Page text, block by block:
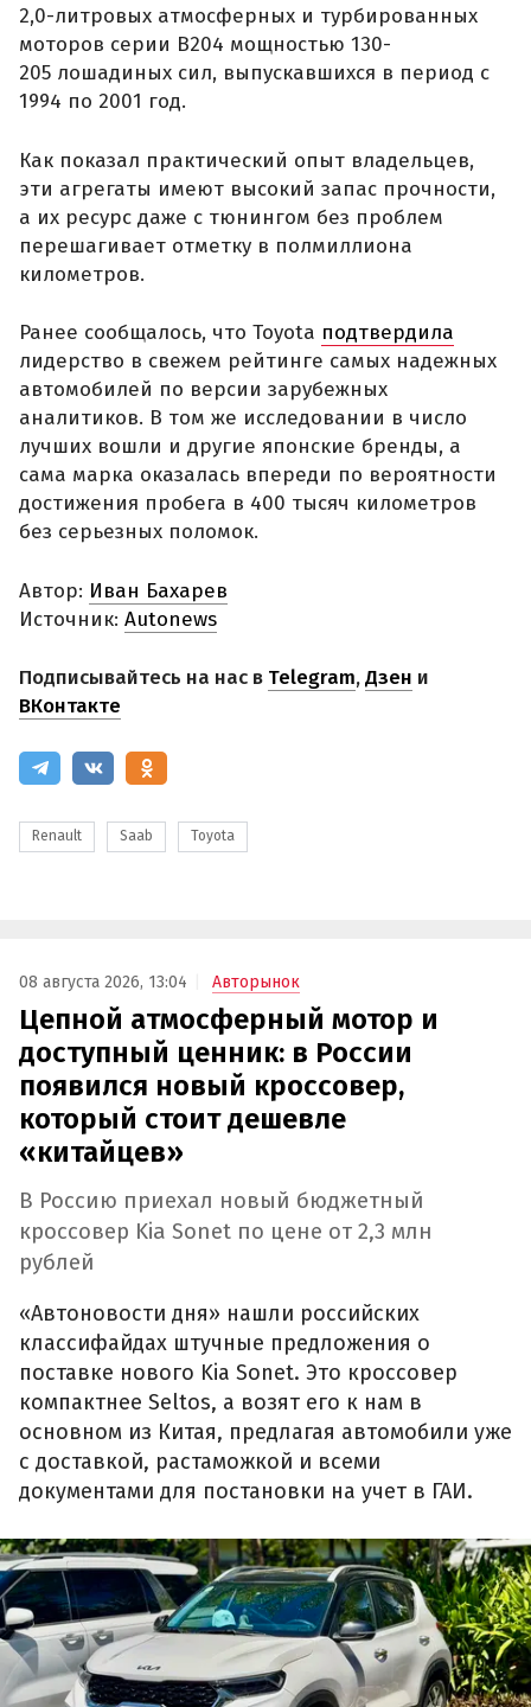
2,0-литровых атмосферных и турбированных
моторов серии B204 мощностью 130-
205 лошадиных сил, выпускавшихся в период с
1994 по 2001 год.
Как показал практический опыт владельцев,
эти агрегаты имеют высокий запас прочности,
а их ресурс даже с тюнингом без проблем
перешагивает отметку в полмиллиона
километров.
Ранее сообщалось, что Toyota подтвердила
лидерство в свежем рейтинге самых надежных
автомобилей по версии зарубежных
аналитиков. В том же исследовании в число
лучших вошли и другие японские бренды, а
сама марка оказалась впереди по вероятности
достижения пробега в 400 тысяч километров
без серьезных поломок.
Автор: Иван Бахарев
Источник: Autonews
Подписывайтесь на нас в Telegram,Дзен и
ВКонтакте
Renault Saab Toyota
08 августа 2026, 13:04 Авторынок
Цепной атмосферный мотор и
доступный ценник: в России
появился новый кроссовер,
который стоит дешевле
«китайцев»
В Россию приехал новый бюджетный
кроссовер Kia Sonet по цене от 2,3 млн
рублей
«Автоновости дня» нашли российских
классифайдах штучные предложения о
поставке нового Kia Sonet. Это кроссовер
компактнее Seltos, а возят его к нам в
основном из Китая, предлагая автомобили уже
с доставкой, растаможкой и всеми
документами для постановки на учет в ГАИ.